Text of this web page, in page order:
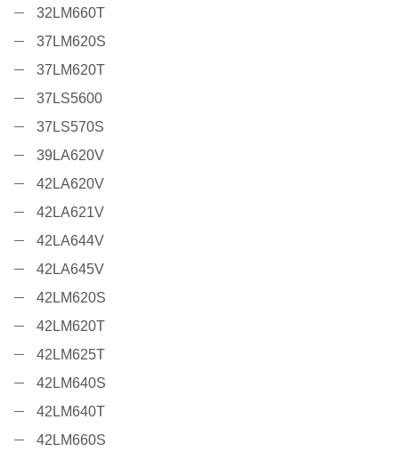
32LM660T
37LM620S
37LM620T
37LS5600
37LS570S
39LA620V
42LA620V
42LA621V
42LA644V
42LA645V
42LM620S
42LM620T
42LM625T
42LM640S
42LM640T
42LM660S